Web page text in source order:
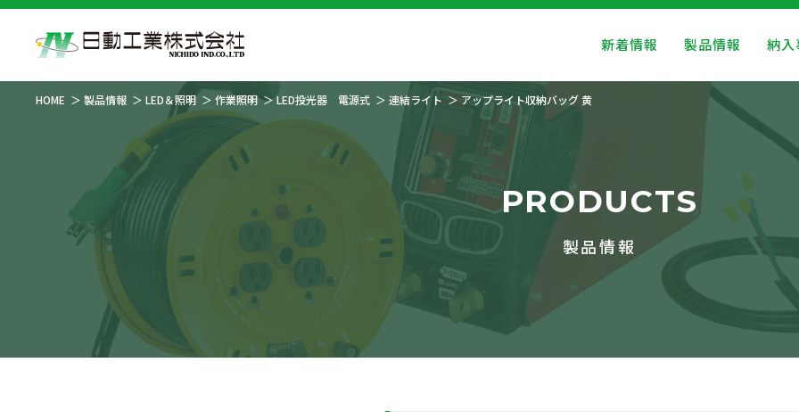
新着情報 製品情報 納入
HOME 製品情報 LED＆照明 作業照明 LED投光器 電源式 連結ライト アップライト収納バッグ 黄
PRODUCTS
製品情報